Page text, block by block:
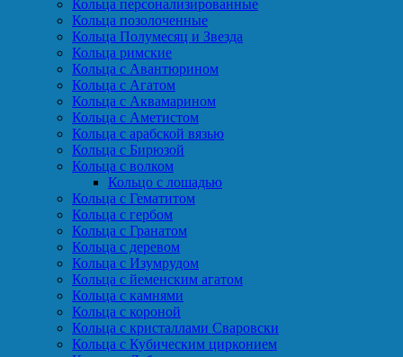
Кольца персонализированные
Кольца позолоченные
Кольца Полумесяц и Звезда
Кольца римские
Кольца с Авантюрином
Кольца с Агатом
Кольца с Аквамарином
Кольца с Аметистом
Кольца с арабской вязью
Кольца с Бирюзой
Кольца с волком
Кольцо с лошадью
Кольца с Гематитом
Кольца с гербом
Кольца с Гранатом
Кольца с деревом
Кольца с Изумрудом
Кольца с йеменским агатом
Кольца с камнями
Кольца с короной
Кольца с кристаллами Сваровски
Кольца с Кубическим цирконием